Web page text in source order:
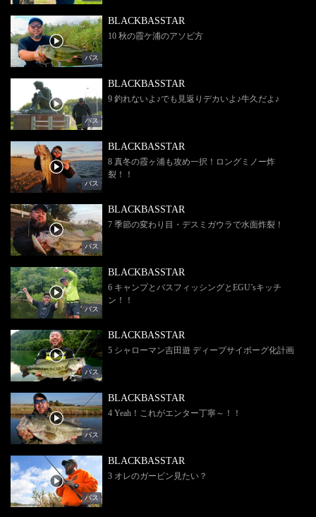
バス
BLACKBASSTAR
10 秋の霞ケ浦のアソビ方
バス
BLACKBASSTAR
9 釣れないよ♪でも見返りデカいよ♪牛久だよ♪
バス
BLACKBASSTAR
8 真冬の霞ヶ浦も攻め一択！ロングミノー炸
裂！！
バス
BLACKBASSTAR
7 季節の変わり目・デスミガウラで水面炸裂！
バス
BLACKBASSTAR
6 キャンプとバスフィッシングとEGU’sキッチ
ン！！
バス
BLACKBASSTAR
5 シャローマン吉田遊 ディープサイボーグ化計画
バス
BLACKBASSTAR
4 Yeah！これがエンター丁寧～！！
バス
BLACKBASSTAR
3 オレのガービン見たい？